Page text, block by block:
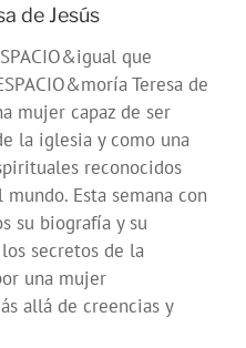
de Jesús
que
Teresa de
mujer capaz de ser
la iglesia y como una
reconocidos
Esta semana con
su biografía y su
secretos de la
una mujer
allá de creencias y